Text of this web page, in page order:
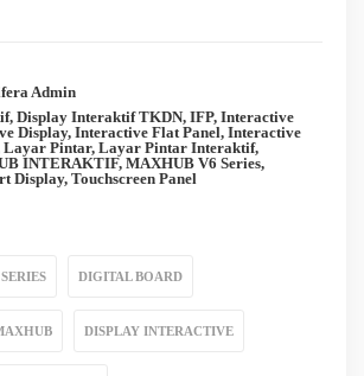
Admin
, Display Interaktif TKDN, IFP, Interactive
Display, Interactive Flat Panel, Interactive
Layar Pintar, Layar Pintar Interaktif,
INTERAKTIF, MAXHUB V6 Series,
Display, Touchscreen Panel
DIGITAL BOARD
DISPLAY INTERACTIVE